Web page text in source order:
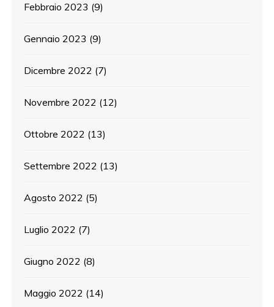
Febbraio 2023 (9)
Gennaio 2023 (9)
Dicembre 2022 (7)
Novembre 2022 (12)
Ottobre 2022 (13)
Settembre 2022 (13)
Agosto 2022 (5)
Luglio 2022 (7)
Giugno 2022 (8)
Maggio 2022 (14)